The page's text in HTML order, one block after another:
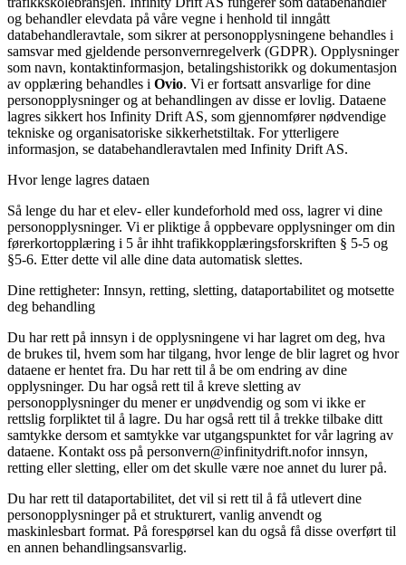
og behandler elevdata på våre vegne i henhold til inngått
databehandleravtale, som sikrer at personopplysningene behandles i
samsvar med gjeldende personvernregelverk (GDPR). Opplysninger
som navn, kontaktinformasjon, betalingshistorikk og dokumentasjon
av opplæring behandles i Ovio. Vi er fortsatt ansvarlige for dine
personopplysninger og at behandlingen av disse er lovlig. Dataene
lagres sikkert hos Infinity Drift AS, som gjennomfører nødvendige
tekniske og organisatoriske sikkerhetstiltak. For ytterligere
informasjon, se databehandleravtalen med Infinity Drift AS.
Hvor lenge lagres dataen
Så lenge du har et elev- eller kundeforhold med oss, lagrer vi dine
personopplysninger. Vi er pliktige å oppbevare opplysninger om din
førerkortopplæring i 5 år ihht trafikkopplæringsforskriften § 5-5 og
§5-6. Etter dette vil alle dine data automatisk slettes.
Dine rettigheter: Innsyn, retting, sletting, dataportabilitet og motsette
deg behandling
Du har rett på innsyn i de opplysningene vi har lagret om deg, hva
de brukes til, hvem som har tilgang, hvor lenge de blir lagret og hvor
dataene er hentet fra. Du har rett til å be om endring av dine
opplysninger. Du har også rett til å kreve sletting av
personopplysninger du mener er unødvendig og som vi ikke er
rettslig forpliktet til å lagre. Du har også rett til å trekke tilbake ditt
samtykke dersom et samtykke var utgangspunktet for vår lagring av
dataene. Kontakt oss på personvern@infinitydrift.nofor innsyn,
retting eller sletting, eller om det skulle være noe annet du lurer på.
Du har rett til dataportabilitet, det vil si rett til å få utlevert dine
personopplysninger på et strukturert, vanlig anvendt og
maskinlesbart format. På forespørsel kan du også få disse overført til
en annen behandlingsansvarlig.